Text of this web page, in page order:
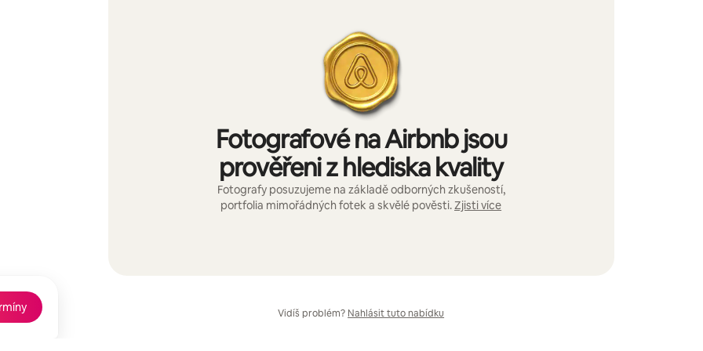
Fotografové na Airbnb jsou
prověřeni z hlediska kvality
Fotografy posuzujeme na základě odborných zkušeností,
portfolia mimořádných fotek a skvělé pověsti.Zjisti více
Vidíš problém? Nahlásit tuto nabídku